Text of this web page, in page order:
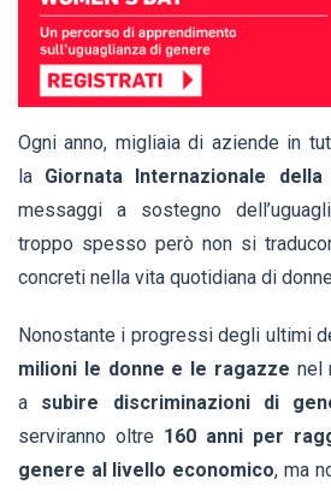
Ogni anno, migliaia di aziende in
la Giornata Internazionale della
messaggi a sostegno
troppo spesso però non si
concreti nella vita quotidiana di
Nonostante i progressi degli ultimi
milioni le donne e le ragazze nel
a subire discriminazioni di
serviranno oltre 160 anni per
genere al livello economico, ma